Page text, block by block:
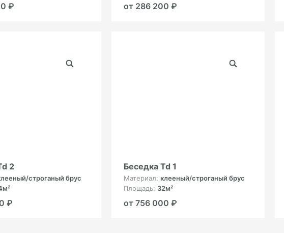
₽ от 286 200 ₽
2
строганый брус
₽
Беседка Td 1
Материал: клееный/строганый брус
Площадь: 32м²
от 756 000 ₽